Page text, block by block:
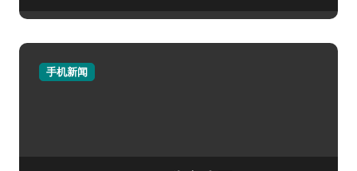
手机新闻